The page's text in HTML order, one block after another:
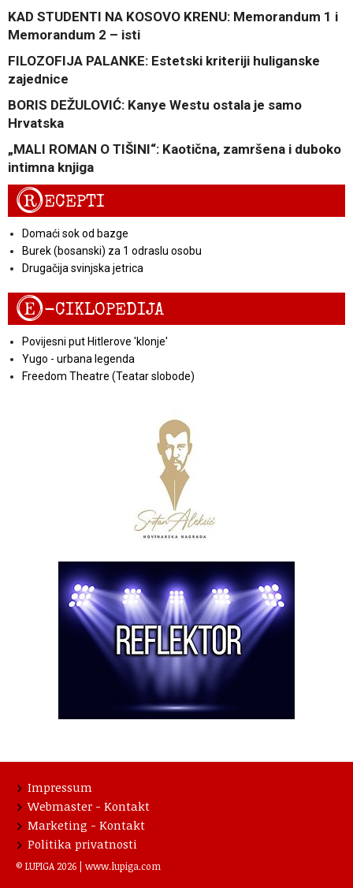
KAD STUDENTI NA KOSOVO KRENU: Memorandum 1 i
Memorandum 2 – isti
FILOZOFIJA PALANKE: Estetski kriteriji huliganske
zajednice
BORIS DEŽULOVIĆ: Kanye Westu ostala je samo
Hrvatska
„MALI ROMAN O TIŠINI“: Kaotična, zamršena i duboko
intimna knjiga
RECEPTI
Domaći sok od bazge
Burek (bosanski) za 1 odraslu osobu
Drugačija svinjska jetrica
E-CIKLOPEDIJA
Povijesni put Hitlerove 'klonje'
Yugo - urbana legenda
Freedom Theatre (Teatar slobode)
Impressum
Webmaster - Kontakt
Marketing - Kontakt
Politika privatnosti
© LUPIGA 2026 | www.lupiga.com